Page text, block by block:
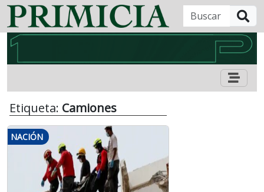
Etiqueta: Camiones
NACIÓN